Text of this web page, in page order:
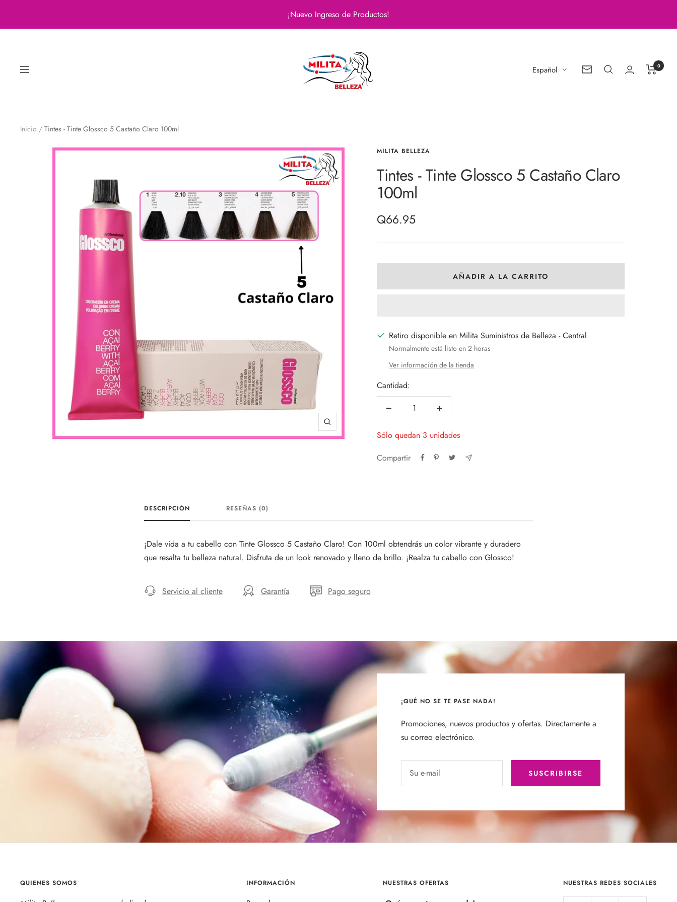
¡Nuevo Ingreso de Productos!
Navigación
Belleza
Idioma
Español
Boletín
0
Inicio Tintes - Tinte Glossco 5 Castaño Claro 100ml
Zoom
MILITA BELLEZA
Tintes - Tinte Glossco 5 Castaño Claro
100ml
Precio
de
Q66.95
AÑADIR A LA CARRITO
Retiro disponible en Milita Suministros de Belleza - Central
Normalmente está listo en 2 horas
Ver información de la tienda
Cantidad:
Decrecer
Aumentar
Sólo quedan 3 unidades
Compartir
DESCRIPCIÓN RESEÑAS (0)
¡Dale vida a tu cabello con Tinte Glossco 5 Castaño Claro! Con 100ml obtendrás un color vibrante y duradero
que resalta tu belleza natural. Disfruta de un look renovado y lleno de brillo. ¡Realza tu cabello con Glossco!
Servicio al cliente Garantía Pago seguro
¡QUÉ NO SE TE PASE NADA!
Promociones, nuevos productos y ofertas. Directamente a
su correo electrónico.
Su e-mail SUSCRIBIRSE
QUIENES SOMOS INFORMACIÓN NUESTRAS OFERTAS NUESTRAS REDES SOCIALES